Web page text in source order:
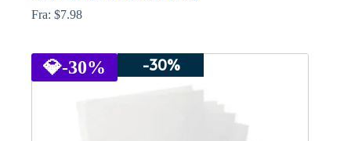
Fra: $7.98
har
flere
💎-30% -30%